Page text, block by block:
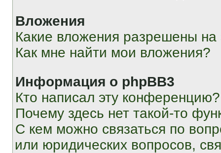
Вложения
Какие вложения разрешены
Как мне найти мои вложения?
Информация о phpBB3
Кто написал эту конференцию?
Почему здесь нет такой-то
С кем можно связаться по
или юридических вопросов,